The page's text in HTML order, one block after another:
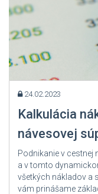
24.02.2023
Kalkulácia
návesovej
Podnikanie v cestnej
a v tomto
všetkých nákladov a
vám prinášame